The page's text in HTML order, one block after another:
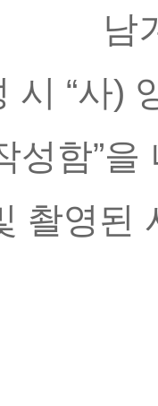
남
“사)
성함”
촬영된